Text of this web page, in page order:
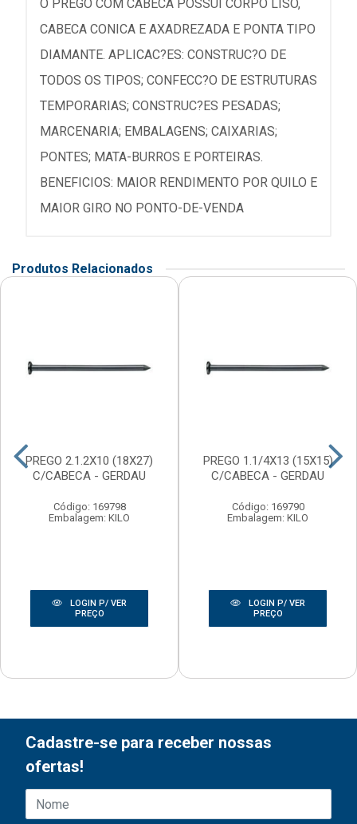
O PREGO COM CABECA POSSUI CORPO LISO,
CABECA CONICA E AXADREZADA E PONTA TIPO
DIAMANTE. APLICAC?ES: CONSTRUC?O DE
TODOS OS TIPOS; CONFECC?O DE ESTRUTURAS
TEMPORARIAS; CONSTRUC?ES PESADAS;
MARCENARIA; EMBALAGENS; CAIXARIAS;
PONTES; MATA-BURROS E PORTEIRAS.
BENEFICIOS: MAIOR RENDIMENTO POR QUILO E
MAIOR GIRO NO PONTO-DE-VENDA
Produtos Relacionados
PREGO 2.1.2X10 (18X27)
C/CABECA - GERDAU
Código: 169798
Embalagem: KILO
LOGIN P/ VER
PREÇO
PREGO 1.1/4X13 (15X15)
C/CABECA - GERDAU
Código: 169790
Embalagem: KILO
LOGIN P/ VER
PREÇO
Cadastre-se para receber nossas
ofertas!